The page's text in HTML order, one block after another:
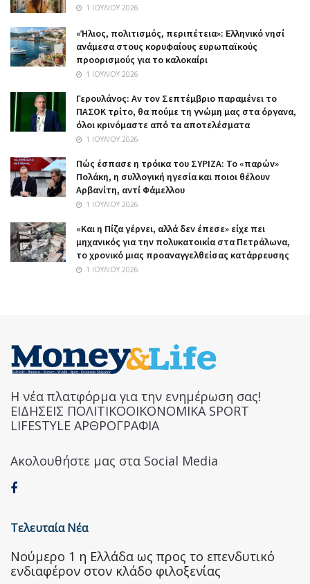
1 ΙΟΥΛΊΟΥ 2026
«Ήλιος, πολιτισμός, περιπέτεια»: Ελληνικό νησί
ανάμεσα στους κορυφαίους ευρωπαϊκούς
προορισμούς για το καλοκαίρι
1 ΙΟΥΛΊΟΥ 2026
Γερουλάνος: Αν τον Σεπτέμβριο παραμένει το
ΠΑΣΟΚ τρίτο, θα πούμε τη γνώμη μας στα όργανα,
όλοι κρινόμαστε από τα αποτελέσματα
1 ΙΟΥΛΊΟΥ 2026
Πώς έσπασε η τρόικα του ΣΥΡΙΖΑ: Το «παρών»
Πολάκη, η συλλογική ηγεσία και ποιοι θέλουν
Αρβανίτη, αντί Φάμελλου
1 ΙΟΥΛΊΟΥ 2026
«Και η Πίζα γέρνει, αλλά δεν έπεσε» είχε πει
μηχανικός για την πολυκατοικία στα Πετράλωνα,
το χρονικό μιας προαναγγελθείσας κατάρρευσης
1 ΙΟΥΛΊΟΥ 2026
Η νέα πλατφόρμα για την ενημέρωση σας!
ΕΙΔΗΣΕΙΣ ΠΟΛΙΤΙΚΟΟΙΚΟΝΟΜΙΚΑ SPORT
LIFESTYLE ΑΡΘΡΟΓΡΑΦΙΑ
Ακολουθήστε μας στα Social Media
Τελευταία Νέα
Nούμερο 1 η Ελλάδα ως προς το επενδυτικό
ενδιαφέρον στον κλάδο φιλοξενίας